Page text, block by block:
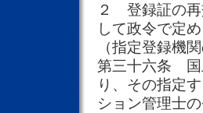
２ 登録証の再
して政令で定
（指定登録機
第三十六条 国
り、その指定
ション管理士